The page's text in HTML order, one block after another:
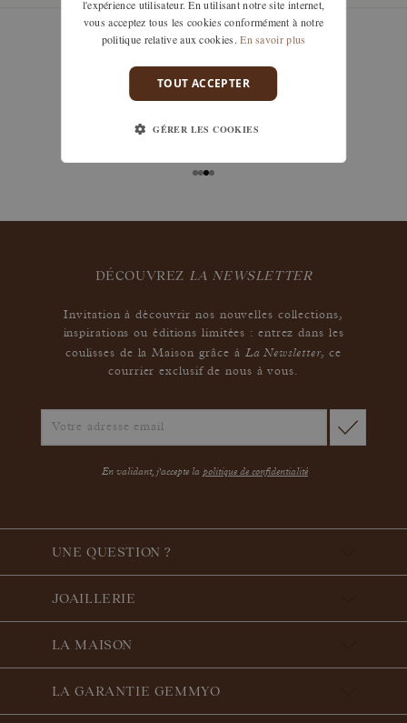
garanties
sous 30 jours après réception, y compris pour les
DÉCOUVREZ LA NEWSLETTER
Invitation à découvrir nos nouvelles collections,
inspirations ou éditions limitées : entrez dans les
coulisses de la Maison grâce à La Newsletter,ce
courrier exclusif de nous à vous.
En validant, j'accepte la politique de confidentialité
UNE QUESTION ?
JOAILLERIE
LA MAISON
LA GARANTIE GEMMYO
l'expérience utilisateur. En utilisant notre site internet,
vous acceptez tous les cookies conformément à notre
politique relative aux cookies. En savoir plus
TOUT ACCEPTER
GÉRER LES COOKIES